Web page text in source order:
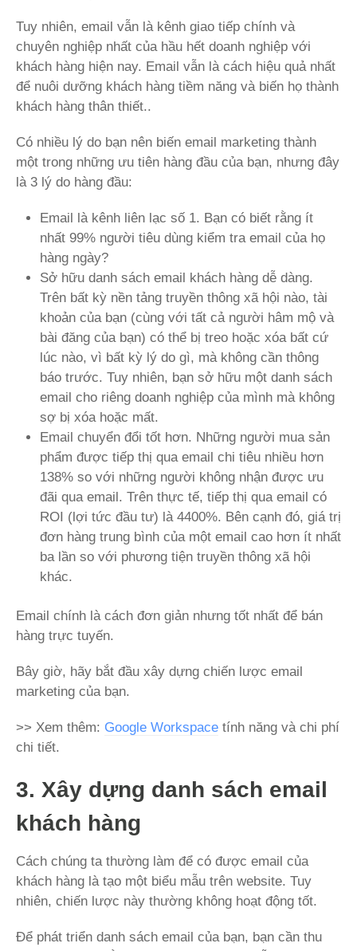
Tuy nhiên, email vẫn là kênh giao tiếp chính và
chuyên nghiệp nhất của hầu hết doanh nghiệp với
khách hàng hiện nay. Email vẫn là cách hiệu quả nhất
để nuôi dưỡng khách hàng tiềm năng và biến họ thành
khách hàng thân thiết..
Có nhiều lý do bạn nên biến email marketing thành
một trong những ưu tiên hàng đầu của bạn, nhưng đây
là 3 lý do hàng đầu:
Email là kênh liên lạc số 1. Bạn có biết rằng ít
nhất 99% người tiêu dùng kiểm tra email của họ
hàng ngày?
Sở hữu danh sách email khách hàng dễ dàng.
Trên bất kỳ nền tảng truyền thông xã hội nào, tài
khoản của bạn (cùng với tất cả người hâm mộ và
bài đăng của bạn) có thể bị treo hoặc xóa bất cứ
lúc nào, vì bất kỳ lý do gì, mà không cần thông
báo trước. Tuy nhiên, bạn sở hữu một danh sách
email cho riêng doanh nghiệp của mình mà không
sợ bị xóa hoặc mất.
Email chuyển đổi tốt hơn. Những người mua sản
phẩm được tiếp thị qua email chi tiêu nhiều hơn
138% so với những người không nhận được ưu
đãi qua email. Trên thực tế, tiếp thị qua email có
ROI (lợi tức đầu tư) là 4400%. Bên cạnh đó, giá trị
đơn hàng trung bình của một email cao hơn ít nhất
ba lần so với phương tiện truyền thông xã hội
khác.
Email chính là cách đơn giản nhưng tốt nhất để bán
hàng trực tuyến.
Bây giờ, hãy bắt đầu xây dựng chiến lược email
marketing của bạn.
>> Xem thêm: Google Workspace tính năng và chi phí
chi tiết.
3. Xây dựng danh sách email
khách hàng
Cách chúng ta thường làm để có được email của
khách hàng là tạo một biểu mẫu trên website. Tuy
nhiên, chiến lược này thường không hoạt động tốt.
Để phát triển danh sách email của bạn, bạn cần thu